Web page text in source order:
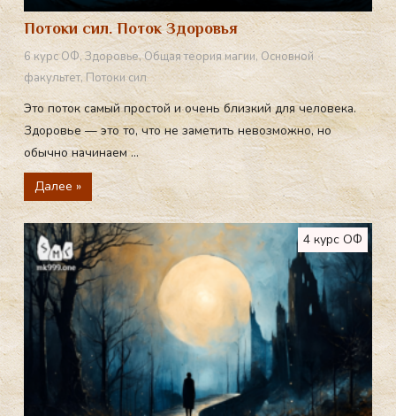
Потоки сил. Поток Здоровья
6 курс ОФ,Здоровье,Общая теория магии, Основной
факультет, Потоки сил
Это поток самый простой и очень близкий для человека.
Здоровье — это то, что не заметить невозможно, но
обычно начинаем ...
Далее »
4 курс ОФ